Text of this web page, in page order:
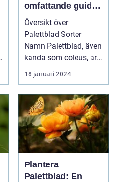
omfattande guide
till denna populära
växt
Översikt över
Palettblad Sorter
Namn Palettblad, även
kända som coleus, är
en färgglad och
populär ...
18 januari 2024
Plantera
Palettblad: En